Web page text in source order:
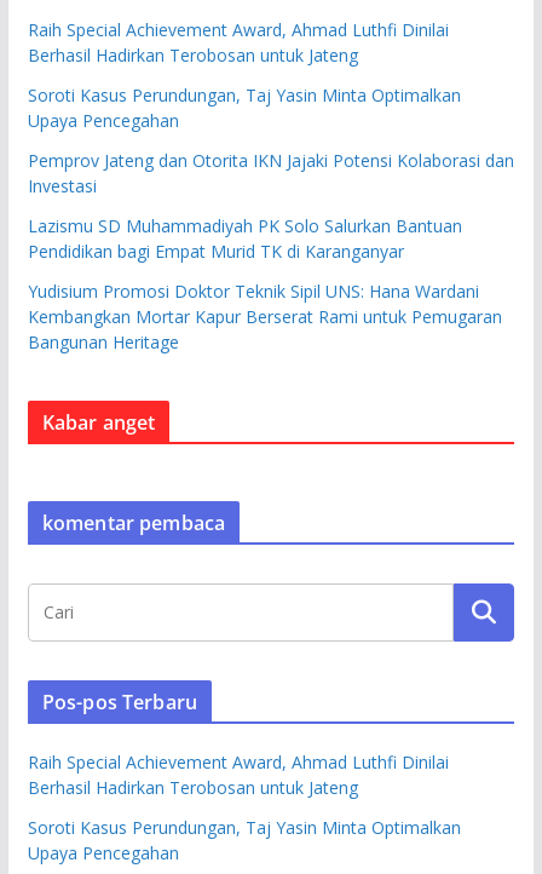
Raih Special Achievement Award, Ahmad Luthfi Dinilai
Berhasil Hadirkan Terobosan untuk Jateng
Soroti Kasus Perundungan, Taj Yasin Minta Optimalkan
Upaya Pencegahan
Pemprov Jateng dan Otorita IKN Jajaki Potensi Kolaborasi dan
Investasi
Lazismu SD Muhammadiyah PK Solo Salurkan Bantuan
Pendidikan bagi Empat Murid TK di Karanganyar
Yudisium Promosi Doktor Teknik Sipil UNS: Hana Wardani
Kembangkan Mortar Kapur Berserat Rami untuk Pemugaran
Bangunan Heritage
Kabar anget
komentar pembaca
Pos-pos Terbaru
Raih Special Achievement Award, Ahmad Luthfi Dinilai
Berhasil Hadirkan Terobosan untuk Jateng
Soroti Kasus Perundungan, Taj Yasin Minta Optimalkan
Upaya Pencegahan